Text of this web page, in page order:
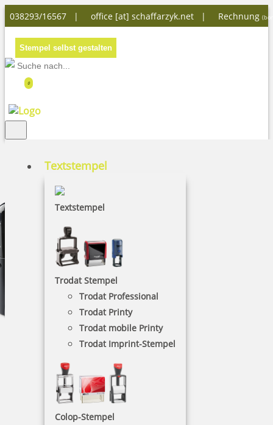
038293/16567 | office [at] schaffarzyk.net | Rechnung
Stempel selbst gestalten
0
Textstempel
Textstempel
Trodat Stempel
Trodat Professional
Trodat Printy
Trodat mobile Printy
Trodat Imprint-Stempel
Colop-Stempel
Tütle – Tüten zum
Stempeln